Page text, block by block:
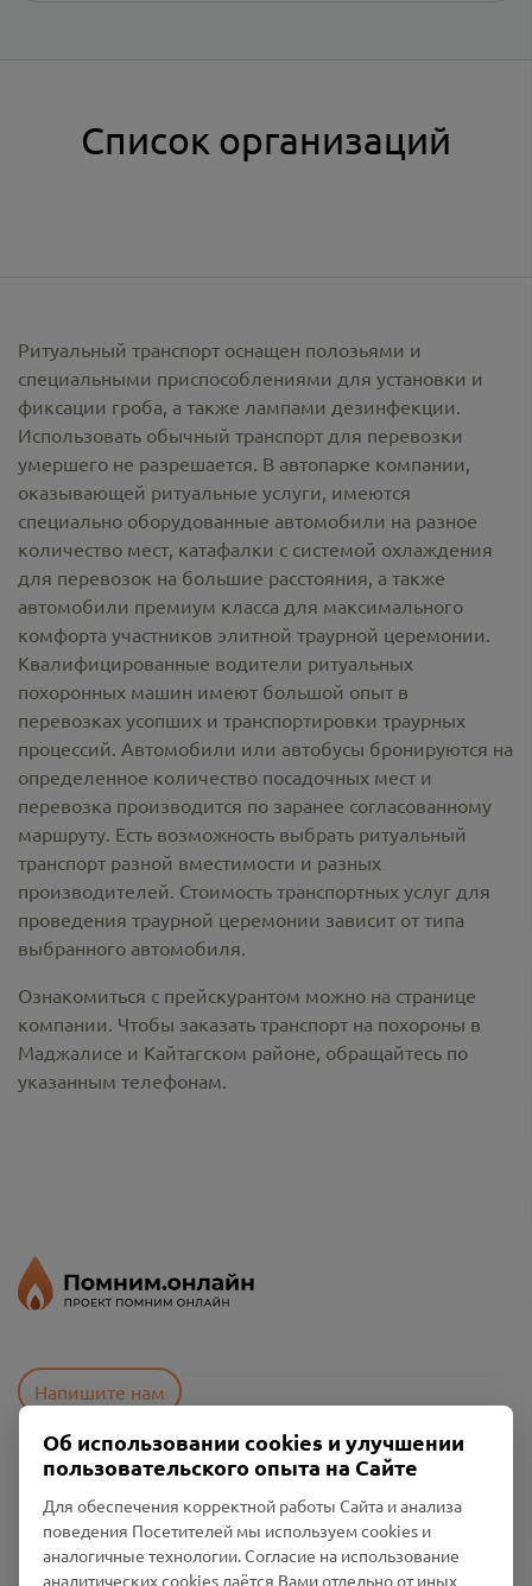
Список организаций
Ритуальный транспорт оснащен полозьями и
специальными приспособлениями для установки и
фиксации гроба, а также лампами дезинфекции.
Использовать обычный транспорт для перевозки
умершего не разрешается. В автопарке компании,
оказывающей ритуальные услуги, имеются
специально оборудованные автомобили на разное
количество мест, катафалки с системой охлаждения
для перевозок на большие расстояния, а также
автомобили премиум класса для максимального
комфорта участников элитной траурной церемонии.
Квалифицированные водители ритуальных
похоронных машин имеют большой опыт в
перевозках усопших и транспортировки траурных
процессий. Автомобили или автобусы бронируются на
определенное количество посадочных мест и
перевозка производится по заранее согласованному
маршруту. Есть возможность выбрать ритуальный
транспорт разной вместимости и разных
производителей. Стоимость транспортных услуг для
проведения траурной церемонии зависит от типа
выбранного автомобиля.
Ознакомиться с прейскурантом можно на странице
компании. Чтобы заказать транспорт на похороны в
Маджалисе и Кайтагском районе, обращайтесь по
указанным телефонам.
Напишите нам
Политика конфиденциальности
Промо-материалы
Об использовании cookies и улучшении
пользовательского опыта на Сайте
Для обеспечения корректной работы Сайта и анализа
поведения Посетителей мы используем cookies и
аналогичные технологии. Согласие на использование
аналитических cookies даётся Вами отдельно от иных